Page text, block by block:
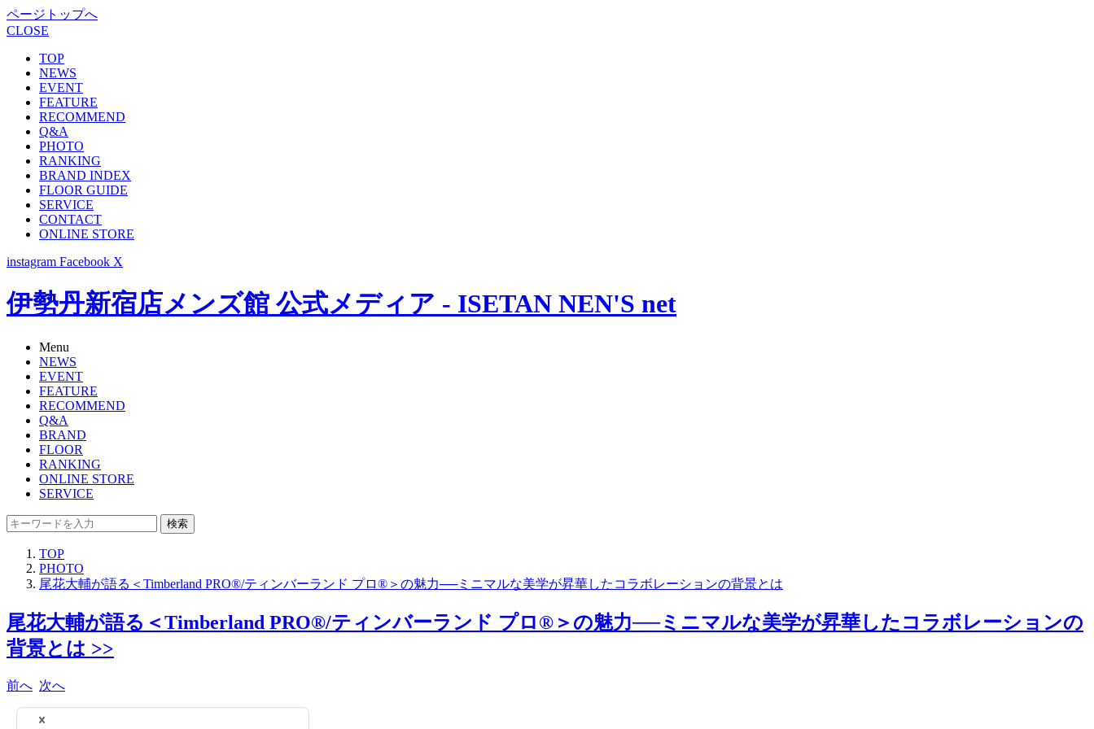
ページトップへ
CLOSE
TOP
NEWS
EVENT
FEATURE
RECOMMEND
Q&A
PHOTO
RANKING
BRAND INDEX
FLOOR GUIDE
SERVICE
CONTACT
ONLINE STORE
instagram Facebook X
伊勢丹新宿店メンズ館 公式メディア - ISETAN NEN'S net
Menu
NEWS
EVENT
FEATURE
RECOMMEND
Q&A
BRAND
FLOOR
RANKING
ONLINE STORE
SERVICE
検索
TOP
PHOTO
尾花大輔が語る＜Timberland PRO®/ティンバーランド プロ®＞の魅力──ミニマルな美学が昇華したコラボレーションの背景とは
尾花大輔が語る＜Timberland PRO®/ティンバーランド プロ®＞の魅力──ミニマルな美学が昇華したコラボレーションの
背景とは >>
前へ 次へ